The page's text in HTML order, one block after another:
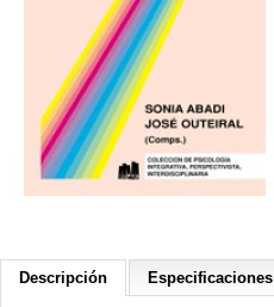
Descripción Especificaciones